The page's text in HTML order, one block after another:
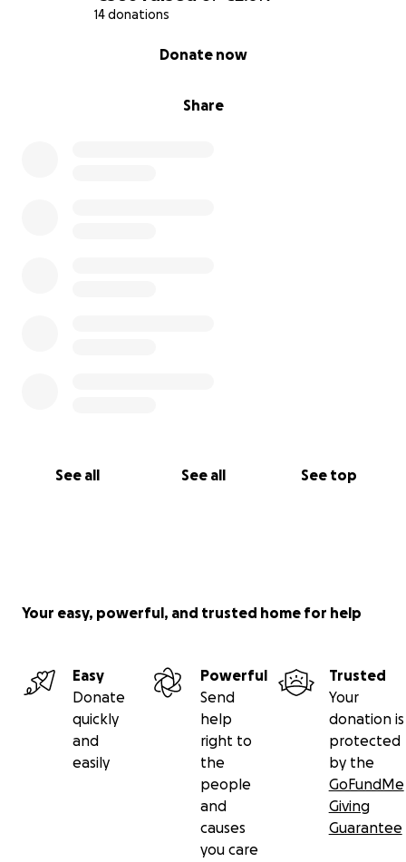
14 donations
Share
Donate now
See all See all See top
Your easy, powerful, and trusted home for help
Easy
Donate
quickly
and
easily
Powerful
Send
help
right to
the
people
and
causes
you care
Trusted
Your
donation is
protected
by the
GoFundMe
Giving
Guarantee